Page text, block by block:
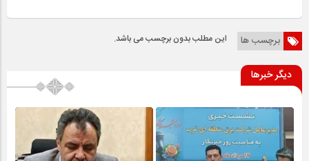
برچسب ها این مطلب بدون برچسب می باشد.
دیگر خبرها